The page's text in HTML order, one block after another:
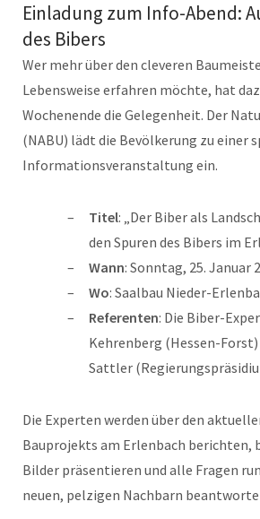
Einladung zum Info-Abend:
des Bibers
Wer mehr über den cleveren
Lebensweise erfahren möchte, hat
Wochenende die Gelegenheit. Der
(NABU) lädt die Bevölkerung zu einer
Informationsveranstaltung ein.
Titel: „Der Biber als
den Spuren des Bibers im
Wann: Sonntag, 25. Januar
Wo: Saalbau Nieder-
Referenten: Die Biber-
Kehrenberg (Hessen-
Sattler
Die Experten werden über den
Bauprojekts am Erlenbach berichten,
Bilder präsentieren und alle Fragen
neuen, pelzigen Nachbarn